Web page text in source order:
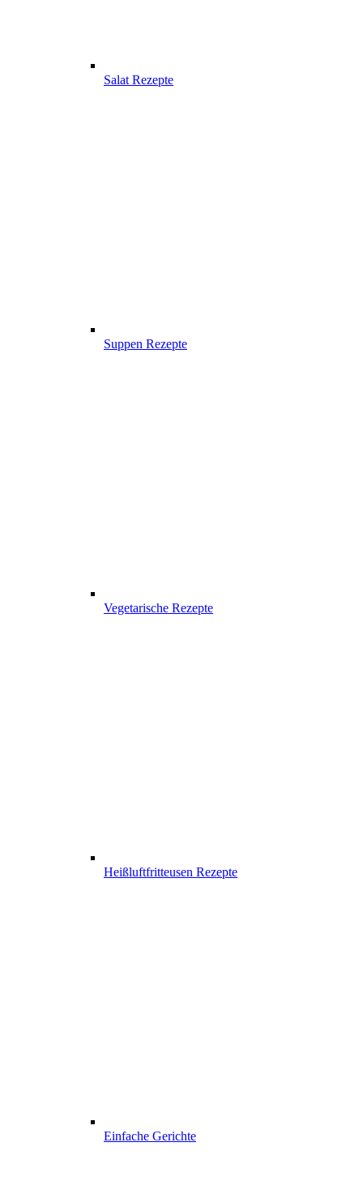
Salat Rezepte
Suppen Rezepte
Vegetarische Rezepte
Heißluftfritteusen Rezepte
Einfache Gerichte